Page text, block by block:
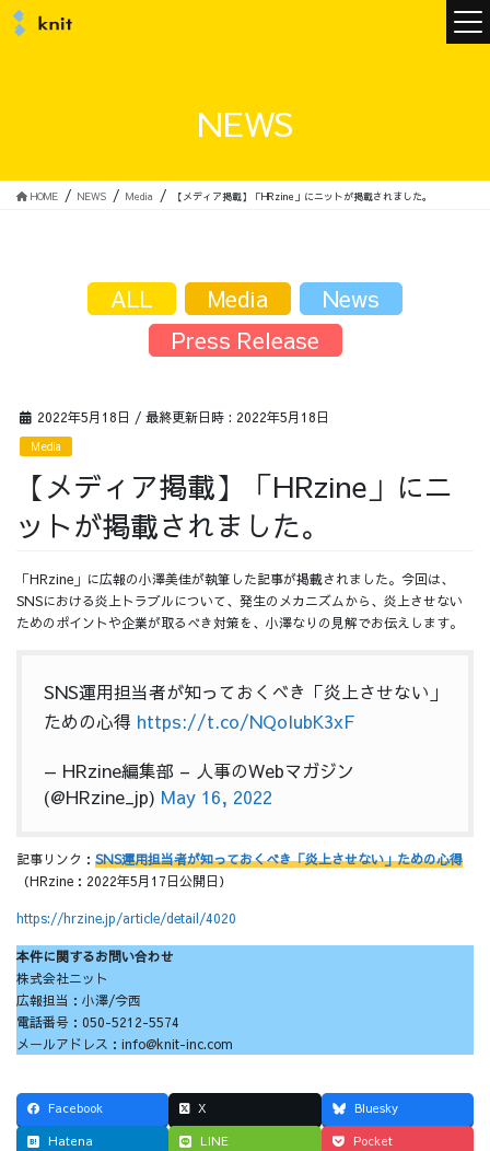
サービス
採用情報
チームインタビュー02 チームインタビュー03
NEWS
HOME NEWS Media 【メディア掲載】「HRzine」にニットが掲載されました。
2022年5月18日 / 最終更新日時 : 2022年5月18日
Media
【メディア掲載】「HRzine」にニ
ットが掲載されました。
「HRzine」に広報の小澤美佳が執筆した記事が掲載されました。今回は、
SNSにおける炎上トラブルについて、発生のメカニズムから、炎上させない
ためのポイントや企業が取るべき対策を、小澤なりの見解でお伝えします。
SNS運用担当者が知っておくべき「炎上させない」
ための心得 https://t.co/NQoIubK3xF
— HRzine編集部 – 人事のWebマガジン
(@HRzine_jp) May 16, 2022
記事リンク： SNS運用担当者が知っておくべき「炎上させない」ための心得
（HRzine：2022年5月17日公開日）
https://hrzine.jp/article/detail/4020
本件に関するお問い合わせ
株式会社ニット
広報担当：小澤/今西
電話番号：050-5212-5574
メールアドレス：info@knit-inc.com
Facebook X
Bluesky
Hatena
LINE Pocket
ALL Media
News
Press Release